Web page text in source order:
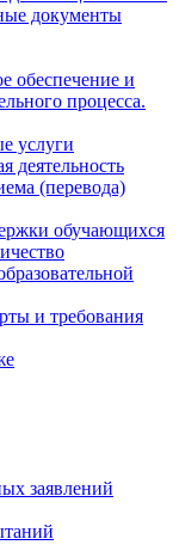
документы
обеспечение и
процесса.
услуги
деятельность
(перевода)
обучающихся
и требования
заявлений